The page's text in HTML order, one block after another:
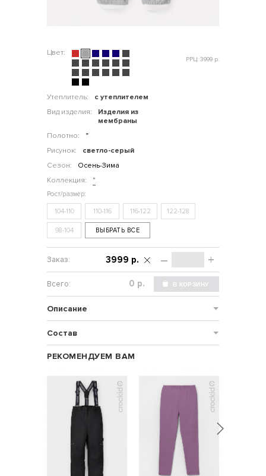
Цвет:
Утеплитель:
с утеплителем
Вид изделия:
Изделия из
мембраны
Полотно:
"
Рисунок:
светло-серый
Сезон:
Осень-Зима
Коллекция:
"
РРЦ: 3999 р.
104-110 110-116 116-122 122-128
98-104 ВЫБРАТЬ ВСЕ
– +
3999 р.
р.
Описание
Состав
РЕКОМЕНДУЕМ ВАМ